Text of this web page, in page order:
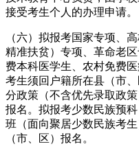
接受考生个人的办理申请。
（六）拟报考国家专项、
精准扶贫）专项、革命老
费本科医学生、农村免费
考生须回户籍所在县（市
分政策（不含优先录取政
报名。拟报考少数民族预
班（面向聚居少数民族考
（市、区）报名。